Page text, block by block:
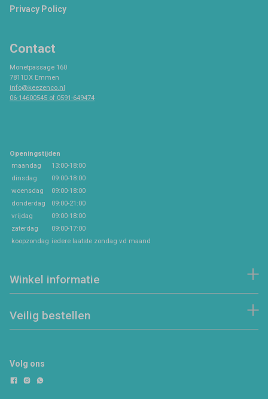
Privacy Policy
Contact
Monetpassage 160
7811DX Emmen
info@keezenco.nl
06-14600545 of 0591-649474
Openingstijden
maandag
13:00-18:00
dinsdag
09:00-18:00
woensdag
09:00-18:00
donderdag
09:00-21:00
vrijdag
09:00-18:00
zaterdag
09:00-17:00
koopzondag iedere laatste zondag vd maand
Winkel informatie
Veilig bestellen
Volg ons